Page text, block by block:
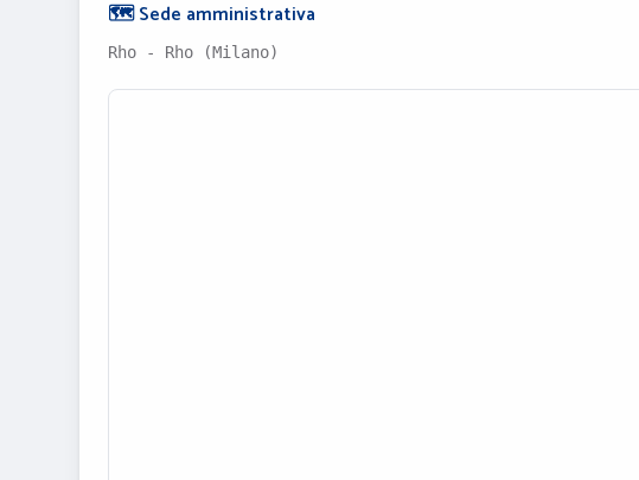
🗺️ Sede amministrativa
Rho - Rho (Milano)